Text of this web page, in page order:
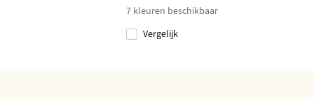
7 kleuren beschikbaar
Vergelijk